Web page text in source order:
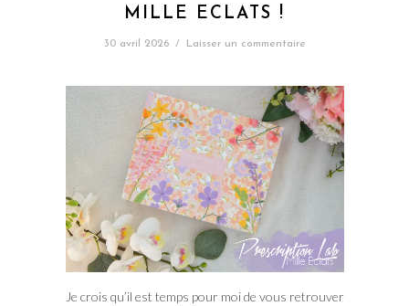
MILLE ECLATS !
30 avril 2026 / Laisser un commentaire
Je crois qu’il est temps pour moi de vous retrouver